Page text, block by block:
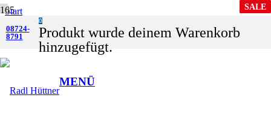
08724-
8791
0
Produktwurde deinem Warenkorb
hinzugefügt.
MENÜ
Start
Shop
Zubehör
Bekleidung
CUBE Trikot CMPT TEAMLINE kurzarm topas blue
SALE
SALE